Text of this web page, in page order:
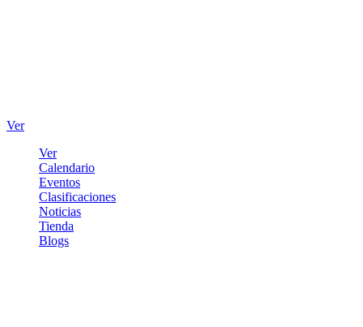
Ver
Ver
Calendario
Eventos
Clasificaciones
Noticias
Tienda
Blogs